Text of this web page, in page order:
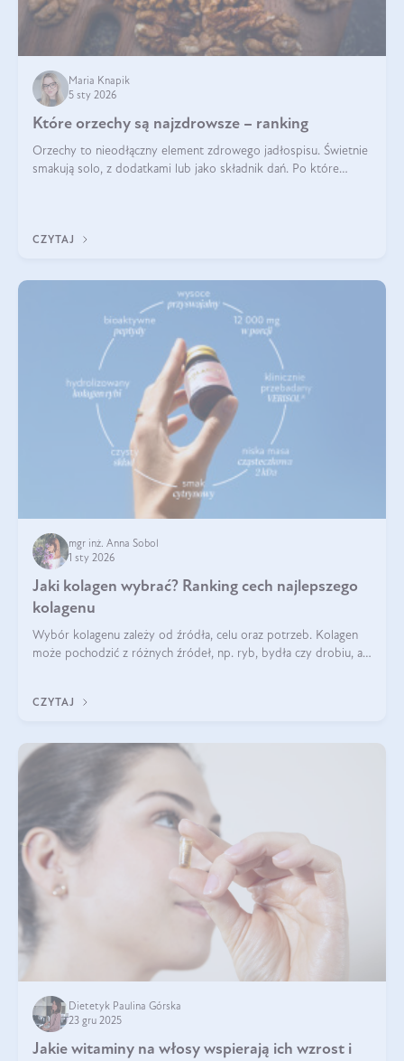
Maria Knapik
5 sty 2026
Które orzechy są najzdrowsze – ranking
Orzechy to nieodłączny element zdrowego jadłospisu. Świetnie
smakują solo, z dodatkami lub jako składnik dań. Po które
CZYTAJ
mgr inż. Anna Sobol
1 sty 2026
Jaki kolagen wybrać? Ranking cech najlepszego
kolagenu
Wybór kolagenu zależy od źródła, celu oraz potrzeb. Kolagen
może pochodzić z różnych źródeł, np. ryb, bydła czy drobiu, a
bydlęcy.
CZYTAJ
Dietetyk Paulina Górska
23 gru 2025
Jakie witaminy na włosy wspierają ich wzrost i